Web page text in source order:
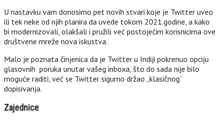
U nastavku vam donosimo pet novih stvari koje je Twitter uveo
ili tek neke od njih planira da uvede tokom 2021.godine, a kako
bi modernizovali, olakšali i pružili već postojećim korisnicima ove
društvene mreže nova iskustva.
Malo je poznata činjenica da je Twitter u Indiji pokrenuo opciju
glasovnih poruka unutar vašeg inboxa, što do sada nije bilo
moguće raditi, već se Twitter sigurno držao „klasičnog“
dopisivanja.
Zajednice